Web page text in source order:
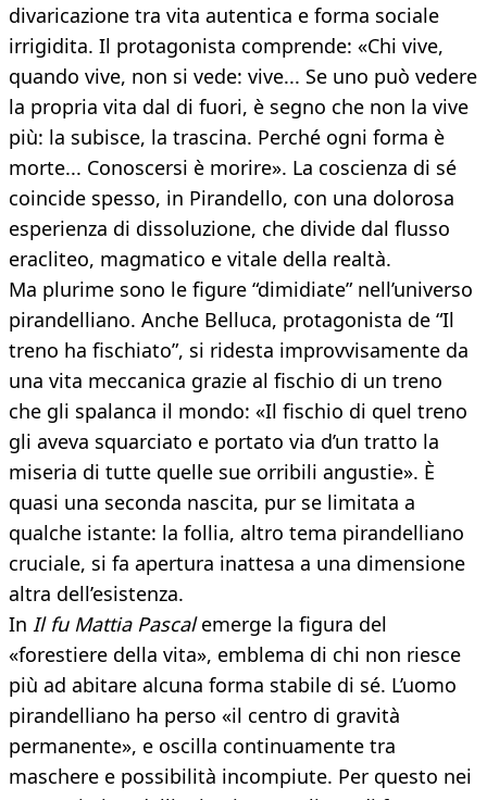
divaricazione tra vita autentica e forma sociale
irrigidita. Il protagonista comprende: «Chi vive,
quando vive, non si vede: vive... Se uno può vedere
la propria vita dal di fuori, è segno che non la vive
più: la subisce, la trascina. Perché ogni forma è
morte... Conoscersi è morire». La coscienza di sé
coincide spesso, in Pirandello, con una dolorosa
esperienza di dissoluzione, che divide dal flusso
eracliteo, magmatico e vitale della realtà.
Ma plurime sono le figure “dimidiate” nell’universo
pirandelliano. Anche Belluca, protagonista de “Il
treno ha fischiato”, si ridesta improvvisamente da
una vita meccanica grazie al fischio di un treno
che gli spalanca il mondo: «Il fischio di quel treno
gli aveva squarciato e portato via d’un tratto la
miseria di tutte quelle sue orribili angustie». È
quasi una seconda nascita, pur se limitata a
qualche istante: la follia, altro tema pirandelliano
cruciale, si fa apertura inattesa a una dimensione
altra dell’esistenza.
In Il fu Mattia Pascalemerge la figura del
«forestiere della vita», emblema di chi non riesce
più ad abitare alcuna forma stabile di sé. L’uomo
pirandelliano ha perso «il centro di gravità
permanente», e oscilla continuamente tra
maschere e possibilità incompiute. Per questo nei